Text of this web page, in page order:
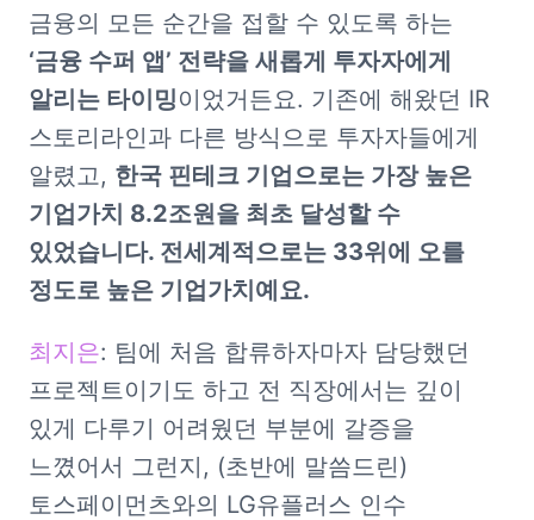
‘금융 수퍼 앱’ 전략을 새롭게 투자자에게
알리는 타이밍이었거든요. 기존에 해왔던 IR
스토리라인과 다른 방식으로 투자자들에게
알렸고, 한국 핀테크 기업으로는 가장 높은
기업가치 8.2조원을 최초 달성할 수
있었습니다. 전세계적으로는 33위에 오를
정도로 높은 기업가치예요.
최지은: 팀에 처음 합류하자마자 담당했던
프로젝트이기도 하고 전 직장에서는 깊이
있게 다루기 어려웠던 부분에 갈증을
느꼈어서 그런지, (초반에 말씀드린)
토스페이먼츠와의 LG유플러스 인수